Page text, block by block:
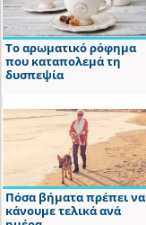
Το αρωματικό ρόφημα
που καταπολεμά τη
δυσπεψία
Πόσα βήματα πρέπει να
κάνουμε τελικά ανά